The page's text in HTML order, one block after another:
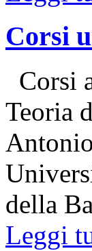
Corsi
Corsi
Teoria
della
Leggi